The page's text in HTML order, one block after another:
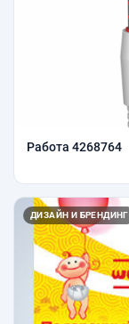
Работа 4268764
ДИЗАЙН И БРЕНДИНГ